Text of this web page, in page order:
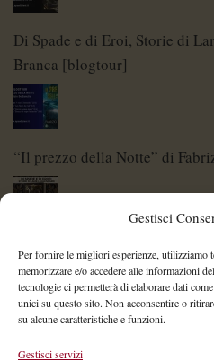
Gestisci
Per fornire le migliori esperienze, utilizziamo
memorizzare e/o accedere alle informazioni
tecnologie ci permetterà di elaborare dati
unici su questo sito. Non acconsentire o
su alcune caratteristiche e funzioni.
Gestisci servizi
Di Spade e di Eroi, Storie di
Branca [blogtour]
“Il prezzo della Notte” di
Di Spade e di Eroi – Storie di